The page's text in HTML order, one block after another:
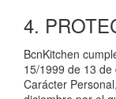
4.
BcnKitchen
15/1999 de 13
Carácter